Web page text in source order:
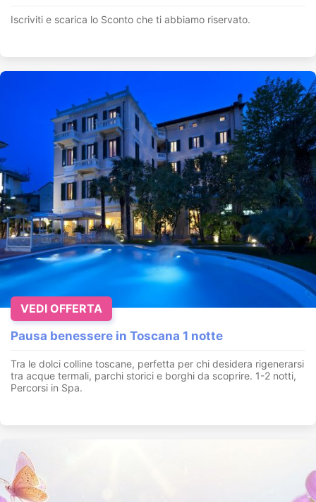
Iscriviti e scarica lo Sconto che ti abbiamo riservato.
Pausa benessere in Toscana 1 notte
Tra le dolci colline toscane, perfetta per chi desidera rigenerarsi
tra acque termali, parchi storici e borghi da scoprire. 1-2 notti,
Percorsi in Spa.
VEDI OFFERTA